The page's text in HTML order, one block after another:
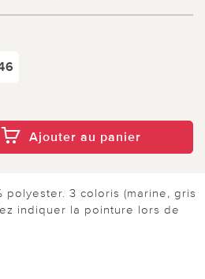
Ajouter au panier
polyester. 3 coloris (marine, gris
indiquer la pointure lors de